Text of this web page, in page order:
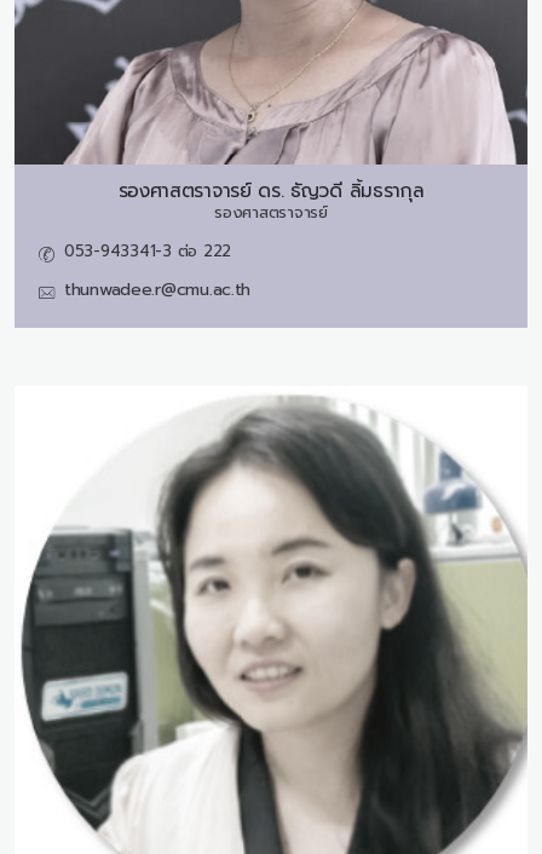
รองศาสตราจารย์ ดร. ธัญวดี ลิ้มธรากุล
รองศาสตราจารย์
053-943341-3 ต่อ 222
thunwadee.r@cmu.ac.th